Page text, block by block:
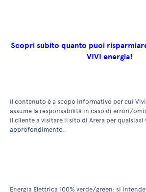
Scopri subito quanto puoi
VIVI energia!
Il contenuto è a scopo informativo per cui
assume la responsabilità in caso di errori/
il cliente a visitare il sito di Arera per qualsiasi
approfondimento.
Energia Elettrica 100% verde/green: si